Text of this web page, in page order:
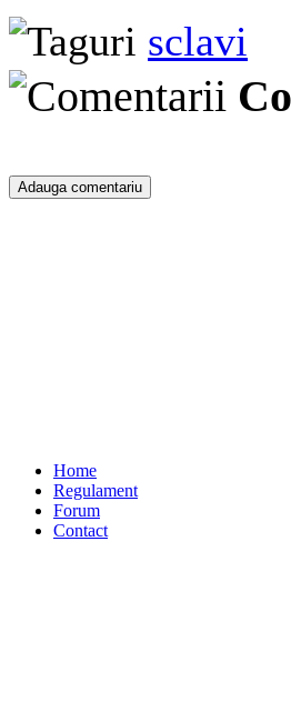
sclavi
Home
Regulament
Forum
Contact